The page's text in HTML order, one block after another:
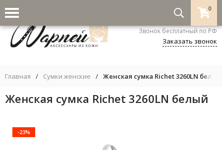
0
8-800-333-5530
Звонок бесплатный по РФ
Заказать звонок
Главная / Сумки женские / Женская сумка Richet 3260LN белый
Женская сумка Richet 3260LN белый
-23%